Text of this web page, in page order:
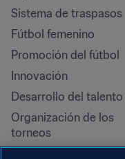
Sistema de traspasos
Fútbol femenino
Promoción del fútbol
Innovación
Desarrollo del talento
Organización de los
torneos